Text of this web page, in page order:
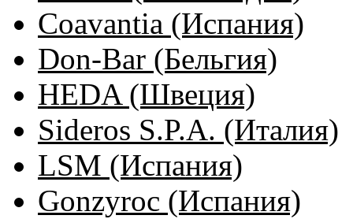
Coavantia (Испания)
Don-Bar (Бельгия)
HEDA (Швеция)
Sideros S.P.A. (Италия)
LSM (Испания)
Gonzyroc (Испания)